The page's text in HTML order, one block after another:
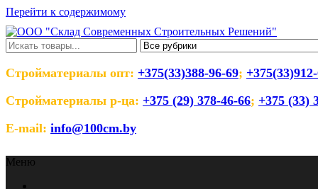
Перейти к содержимому
ООО "Склад Современных
Оптовый магазин строительных материалов
Стройматериалы опт: +375(33)388-96-69;
Стройматериалы р-ца: +375 (29) 378-46-66; +375 (33)
E-mail: info@100cm.by
Меню